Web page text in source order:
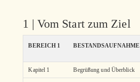
1 | Vom Start zum Ziel
BEREICH 1 BESTANDSAUFNAHME
Kapitel 1 Begrüßung und Überblick